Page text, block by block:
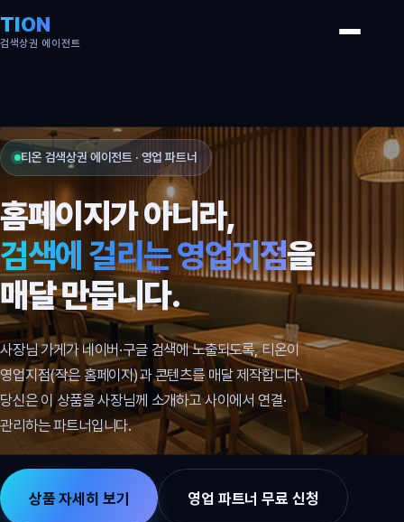
TION
검색상권 에이전트
티온 검색상권 에이전트 · 영업 파트너
홈페이지가 아니라,
검색에 걸리는 영업지점을
매달 만듭니다.
사장님 가게가 네이버·구글 검색에 노출되도록, 티온이
영업지점(작은 홈페이지)과 콘텐츠를 매달 제작합니다.
당신은 이 상품을 사장님께 소개하고 사이에서 연결·
관리하는 파트너입니다.
상품 자세히 보기 영업 파트너 무료 신청